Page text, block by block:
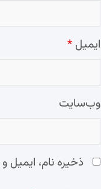
ایمیل *
وب‌سایت
ذخیره نام، ایمیل